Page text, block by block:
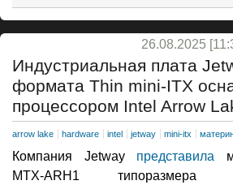
26.08.2025
Индустриальная плата
формата Thin mini-ITX
процессором Intel Arrow
arrow lake hardware intel jetway mini-itx
Компания Jetway представила
MTX-ARH1